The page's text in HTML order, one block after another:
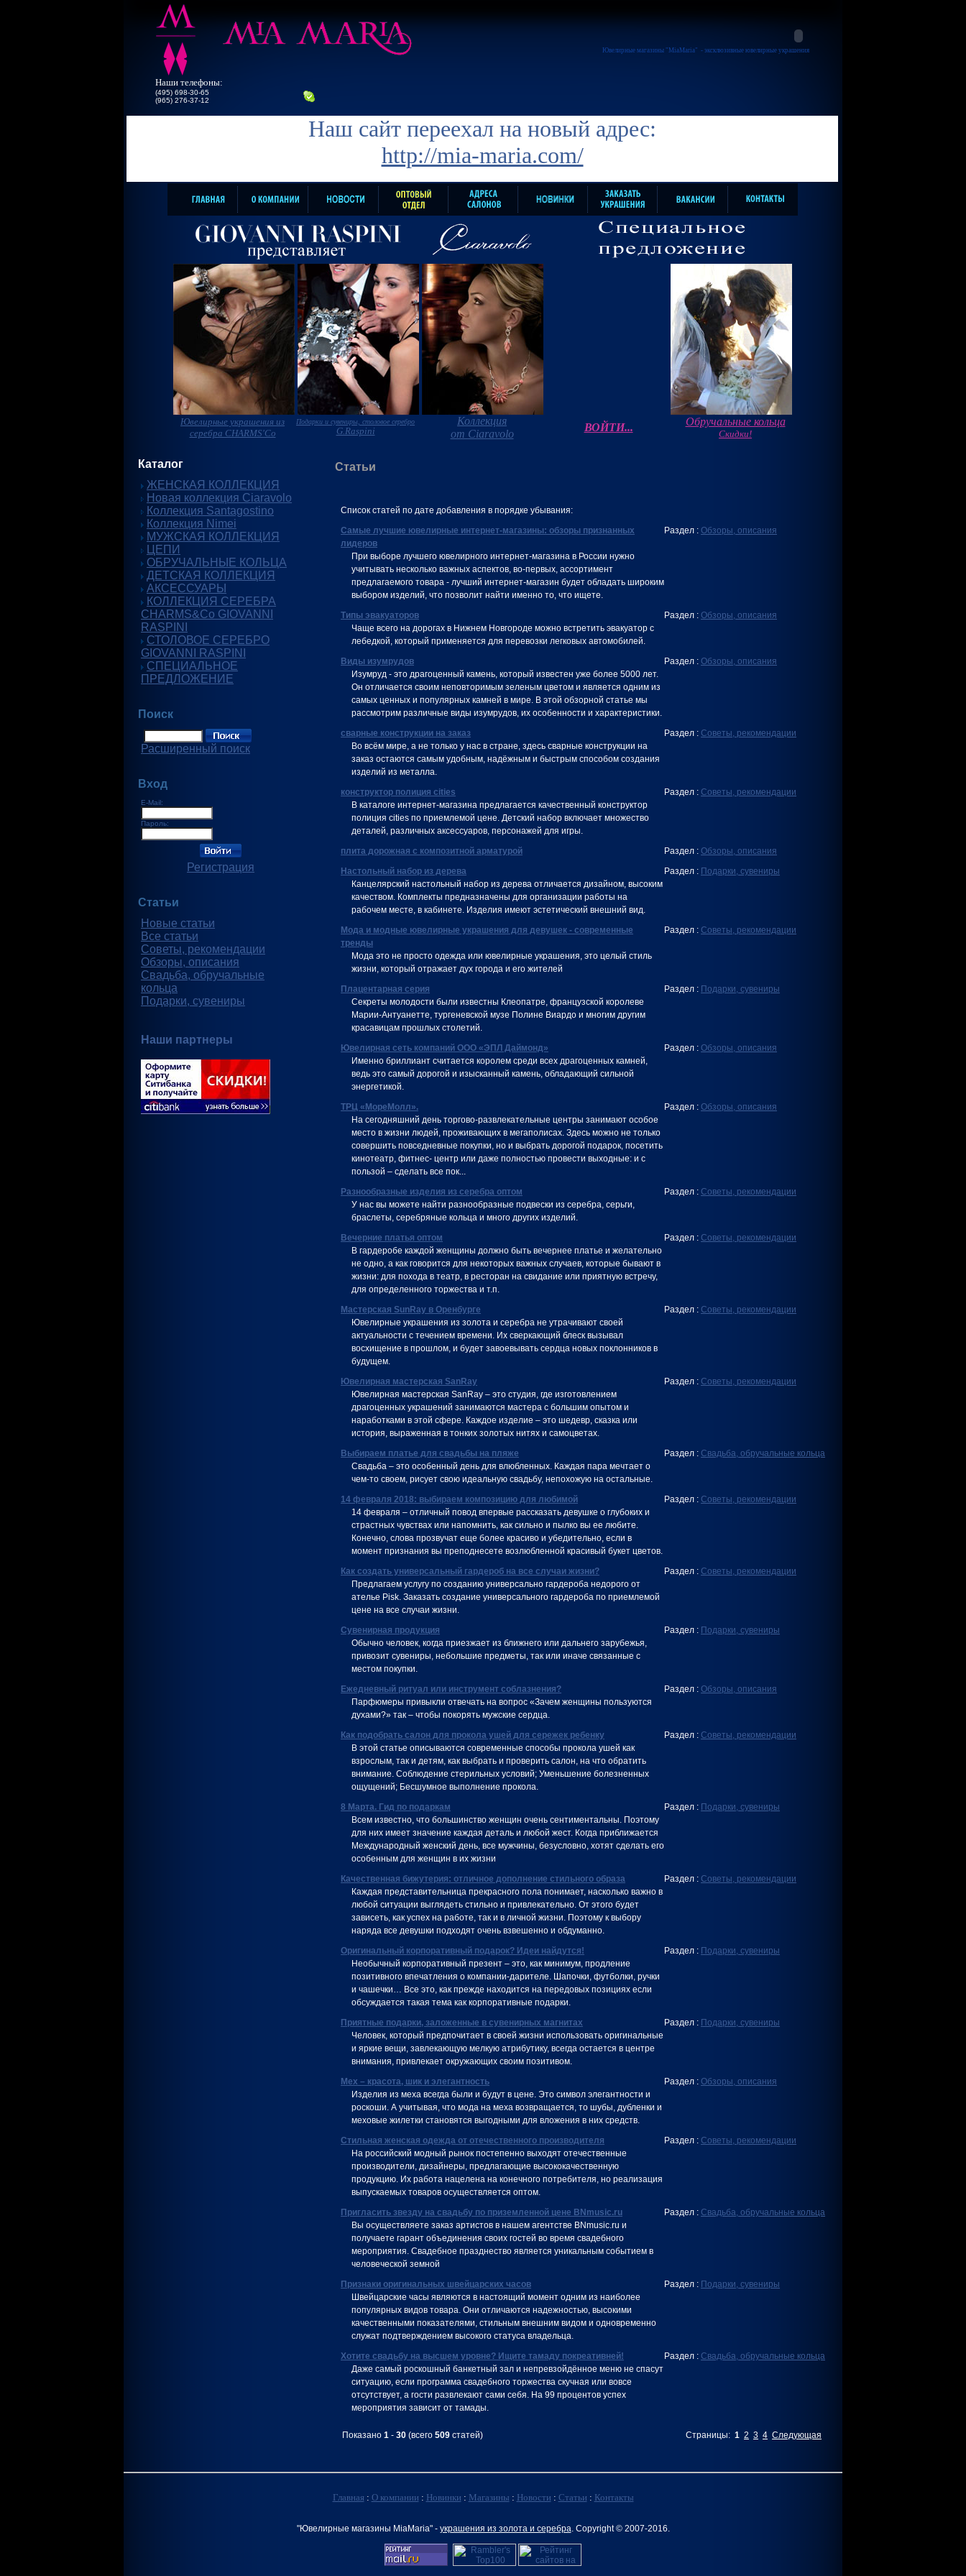
Ювелирные магазины "MiaMaria" - эксклюзивные ювелирные украшения
Наши телефоны:
(495) 698-30-65
(965) 276-37-12
Наш сайт переехал на новый адрес:
http://mia-maria.com/
Ювелирные украшения из
серебра CHARMS'Co
Подарки и сувениры, столовое серебро
G.Raspini
Коллекция
от Ciaravolo
ВОЙТИ... Обручальные кольца
Скидки!
Каталог
ЖЕНСКАЯ КОЛЛЕКЦИЯ
Новая коллекция Ciaravolo
Коллекция Santagostino
Коллекция Nimei
МУЖСКАЯ КОЛЛЕКЦИЯ
ЦЕПИ
ОБРУЧАЛЬНЫЕ КОЛЬЦА
ДЕТСКАЯ КОЛЛЕКЦИЯ
АКСЕССУАРЫ
КОЛЛЕКЦИЯ СЕРЕБРА
CHARMS&Co GIOVANNI
RASPINI
СТОЛОВОЕ СЕРЕБРО
GIOVANNI RASPINI
СПЕЦИАЛЬНОЕ
ПРЕДЛОЖЕНИЕ
Поиск
Расширенный поиск
Вход
E-Mail:
Пароль:
Регистрация
Статьи
Новые статьи
Все статьи
Советы, рекомендации
Обзоры, описания
Свадьба, обручальные
кольца
Подарки, сувениры
Наши партнеры
Статьи
Список статей по дате добавления в порядке убывания:
Самые лучшие ювелирные интернет-магазины: обзоры признанных
лидеров
Раздел : Обзоры, описания
При выборе лучшего ювелирного интернет-магазина в России нужно
учитывать несколько важных аспектов, во-первых, ассортимент
предлагаемого товара - лучший интернет-магазин будет обладать широким
выбором изделий, что позволит найти именно то, что ищете.
Типы эвакуаторов
Раздел : Обзоры, описания
Чаще всего на дорогах в Нижнем Новгороде можно встретить эвакуатор с
лебедкой, который применяется для перевозки легковых автомобилей.
Виды изумрудов
Раздел : Обзоры, описания
Изумруд - это драгоценный камень, который известен уже более 5000 лет.
Он отличается своим неповторимым зеленым цветом и является одним из
самых ценных и популярных камней в мире. В этой обзорной статье мы
рассмотрим различные виды изумрудов, их особенности и характеристики.
сварные конструкции на заказ
Раздел : Советы, рекомендации
Во всём мире, а не только у нас в стране, здесь сварные конструкции на
заказ остаются самым удобным, надёжным и быстрым способом создания
изделий из металла.
конструктор полиция cities
Раздел : Советы, рекомендации
В каталоге интернет-магазина предлагается качественный конструктор
полиция cities по приемлемой цене. Детский набор включает множество
деталей, различных аксессуаров, персонажей для игры.
плита дорожная с композитной арматурой
Раздел : Обзоры, описания
Настольный набор из дерева
Раздел : Подарки, сувениры
Канцелярский настольный набор из дерева отличается дизайном, высоким
качеством. Комплекты предназначены для организации работы на
рабочем месте, в кабинете. Изделия имеют эстетический внешний вид.
Мода и модные ювелирные украшения для девушек - современные
тренды
Раздел : Советы, рекомендации
Мода это не просто одежда или ювелирные украшения, это целый стиль
жизни, который отражает дух города и его жителей
Плацентарная серия
Раздел : Подарки, сувениры
Секреты молодости были известны Клеопатре, французской королеве
Марии-Антуанетте, тургеневской музе Полине Виардо и многим другим
красавицам прошлых столетий.
Ювелирная сеть компаний ООО «ЭПЛ Даймонд»
Раздел : Обзоры, описания
Именно бриллиант считается королем среди всех драгоценных камней,
ведь это самый дорогой и изысканный камень, обладающий сильной
энергетикой.
ТРЦ «МореМолл».
Раздел : Обзоры, описания
На сегодняшний день торгово-развлекательные центры занимают особое
место в жизни людей, проживающих в мегаполисах. Здесь можно не только
совершить повседневные покупки, но и выбрать дорогой подарок, посетить
кинотеатр, фитнес- центр или даже полностью провести выходные: и с
пользой – сделать все пок...
Разнообразные изделия из серебра оптом
Раздел : Советы, рекомендации
У нас вы можете найти разнообразные подвески из серебра, серьги,
браслеты, серебряные кольца и много других изделий.
Вечерние платья оптом
Раздел : Советы, рекомендации
В гардеробе каждой женщины должно быть вечернее платье и желательно
не одно, а как говорится для некоторых важных случаев, которые бывают в
жизни: для похода в театр, в ресторан на свидание или приятную встречу,
для определенного торжества и т.п.
Мастерская SunRay в Оренбурге
Раздел : Советы, рекомендации
Ювелирные украшения из золота и серебра не утрачивают своей
актуальности с течением времени. Их сверкающий блеск вызывал
восхищение в прошлом, и будет завоевывать сердца новых поклонников в
будущем.
Ювелирная мастерская SanRay
Раздел : Советы, рекомендации
Ювелирная мастерская SanRay – это студия, где изготовлением
драгоценных украшений занимаются мастера с большим опытом и
наработками в этой сфере. Каждое изделие – это шедевр, сказка или
история, выраженная в тонких золотых нитях и самоцветах.
Выбираем платье для свадьбы на пляже
Раздел : Свадьба, обручальные кольца
Свадьба – это особенный день для влюбленных. Каждая пара мечтает о
чем-то своем, рисует свою идеальную свадьбу, непохожую на остальные.
14 февраля 2018: выбираем композицию для любимой
Раздел : Советы, рекомендации
14 февраля – отличный повод впервые рассказать девушке о глубоких и
страстных чувствах или напомнить, как сильно и пылко вы ее любите.
Конечно, слова прозвучат еще более красиво и убедительно, если в
момент признания вы преподнесете возлюбленной красивый букет цветов.
Как создать универсальный гардероб на все случаи жизни?
Раздел : Советы, рекомендации
Предлагаем услугу по созданию универсально гардероба недорого от
ателье Pisk. Заказать создание универсального гардероба по приемлемой
цене на все случаи жизни.
Сувенирная продукция
Раздел : Подарки, сувениры
Обычно человек, когда приезжает из ближнего или дальнего зарубежья,
привозит сувениры, небольшие предметы, так или иначе связанные с
местом покупки.
Ежедневный ритуал или инструмент соблазнения?
Раздел : Обзоры, описания
Парфюмеры привыкли отвечать на вопрос «Зачем женщины пользуются
духами?» так – чтобы покорять мужские сердца.
Как подобрать салон для прокола ушей для сережек ребенку
Раздел : Советы, рекомендации
В этой статье описываются современные способы прокола ушей как
взрослым, так и детям, как выбрать и проверить салон, на что обратить
внимание. Соблюдение стерильных условий; Уменьшение болезненных
ощущений; Бесшумное выполнение прокола.
8 Марта. Гид по подаркам
Раздел : Подарки, сувениры
Всем известно, что большинство женщин очень сентиментальны. Поэтому
для них имеет значение каждая деталь и любой жест. Когда приближается
Международный женский день, все мужчины, безусловно, хотят сделать его
особенным для женщин в их жизни
Качественная бижутерия: отличное дополнение стильного образа
Раздел : Советы, рекомендации
Каждая представительница прекрасного пола понимает, насколько важно в
любой ситуации выглядеть стильно и привлекательно. От этого будет
зависеть, как успех на работе, так и в личной жизни. Поэтому к выбору
наряда все девушки подходят очень взвешенно и обдуманно.
Оригинальный корпоративный подарок? Идеи найдутся!
Раздел : Подарки, сувениры
Необычный корпоративный презент – это, как минимум, продление
позитивного впечатления о компании-дарителе. Шапочки, футболки, ручки
и чашечки… Все это, как прежде находится на передовых позициях если
обсуждается такая тема как корпоративные подарки.
Приятные подарки, заложенные в сувенирных магнитах
Раздел : Подарки, сувениры
Человек, который предпочитает в своей жизни использовать оригинальные
и яркие вещи, завлекающую мелкую атрибутику, всегда остается в центре
внимания, привлекает окружающих своим позитивом.
Мех – красота, шик и элегантность
Раздел : Обзоры, описания
Изделия из меха всегда были и будут в цене. Это символ элегантности и
роскоши. А учитывая, что мода на меха возвращается, то шубы, дубленки и
меховые жилетки становятся выгодными для вложения в них средств.
Стильная женская одежда от отечественного производителя
Раздел : Советы, рекомендации
На российский модный рынок постепенно выходят отечественные
производители, дизайнеры, предлагающие высококачественную
продукцию. Их работа нацелена на конечного потребителя, но реализация
выпускаемых товаров осуществляется оптом.
Пригласить звезду на свадьбу по приземленной цене BNmusic.ru
Раздел : Свадьба, обручальные кольца
Вы осуществляете заказ артистов в нашем агентстве BNmusic.ru и
получаете гарант объединения своих гостей во время свадебного
мероприятия. Свадебное празднество является уникальным событием в
человеческой земной
Признаки оригинальных швейцарских часов
Раздел : Подарки, сувениры
Швейцарские часы являются в настоящий момент одним из наиболее
популярных видов товара. Они отличаются надежностью, высокими
качественными показателями, стильным внешним видом и одновременно
служат подтверждением высокого статуса владельца.
Хотите свадьбу на высшем уровне? Ищите тамаду покреативней!
Раздел : Свадьба, обручальные кольца
Даже самый роскошный банкетный зал и непревзойдённое меню не спасут
ситуацию, если программа свадебного торжества скучная или вовсе
отсутствует, а гости развлекают сами себя. На 99 процентов успех
мероприятия зависит от тамады.
Показано 1 - 30 (всего 509 статей) Страницы: 1 2 3 4 Следующая
Главная : О компании : Новинки : Магазины : Новости : Статьи : Контакты
"Ювелирные магазины MiaMaria" - украшения из золота и серебра. Copyright © 2007-2016.